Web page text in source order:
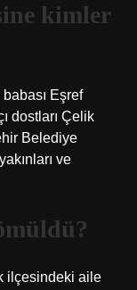
kimler
Eşref
dostları Çelik
Belediye
ve
ilçesindeki aile